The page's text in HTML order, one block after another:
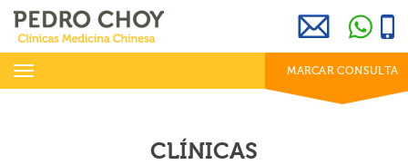
info@clinicaspedrochoy.com 969 800 001
dias úteis das 8h às 20h
Toggle
MARCAR CONSULTA
CLÍNICAS